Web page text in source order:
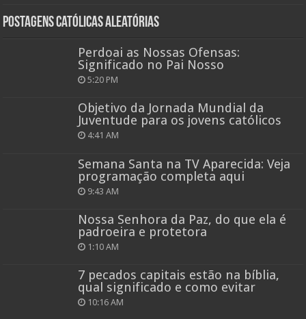
Postagens católicas aleatórias
Perdoai as Nossas Ofensas:
Significado no Pai Nosso
5:20 PM
Objetivo da Jornada Mundial da
Juventude para os jovens católicos
4:41 AM
Semana Santa na TV Aparecida: Veja
programação completa aqui
9:43 AM
Nossa Senhora da Paz, do que ela é
padroeira e protetora
1:10 AM
7 pecados capitais estão na bíblia,
qual significado e como evitar
10:16 AM